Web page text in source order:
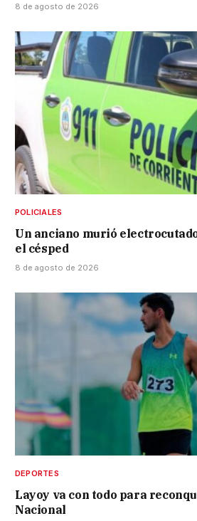
8 de agosto de 2026
POLICIALES
Un anciano murió
el césped
8 de agosto de 2026
DEPORTES
Layoy va con todo para
Nacional